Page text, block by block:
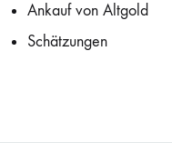
Ankauf von Altgold
Schätzungen